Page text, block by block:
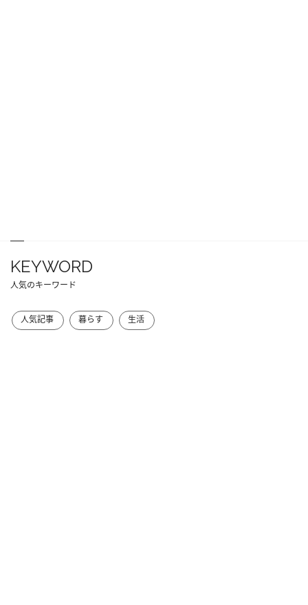
KEYWORD
人気のキーワード
人気記事 暮らす 生活